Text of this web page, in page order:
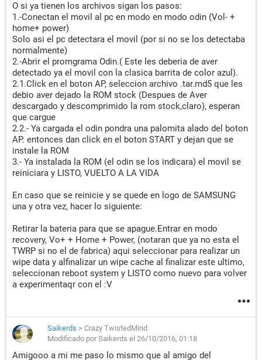
O si ya tienen los archivos sigan los pasos:
1.-Conectan el movil al pc en modo en modo odin (Vol- +
home+ power)
Solo asi el pc detectara el movil (por si no se los detectaba
normalmente)
2.-Abrir el promgrama Odin.( Este les deberia de aver
detectado ya el movil con la clasica barrita de color azul).
2.1.Click en el boton AP, seleccion archivo .tar.md5 que les
debio aver dejado la ROM stock (Despues de Aver
descargado y descomprimido la rom stock,claro), esperan
que cargue
2.2.- Ya cargada el odin pondra una palomita alado del boton
AP. entonces dan click en el boton START y dejan que se
instale la ROM
3.- Ya instalada la ROM (el odin se los indicara) el movil se
reiniciara y LISTO, VUELTO A LA VIDA
En caso que se reinicie y se quede en logo de SAMSUNG
una y otra vez, hacer lo siguiente:
Retirar la bateria para que se apague.Entrar en modo
recovery, Vo+ + Home + Power, (notaran que ya no esta el
TWRP si no el de fabrica) aqui seleccionar para realizar un
wipe data y alfinalizar un wipe cache al finalizar este ultimo,
seleccionan reboot system y LISTO como nuevo para volver
a experimentaqr con el :V
Saikerds > Crazy TwistedMind
Modificado por Saikerds el 26/10/2016, 01:18
Amigooo a mi me paso lo mismo que al amigo del